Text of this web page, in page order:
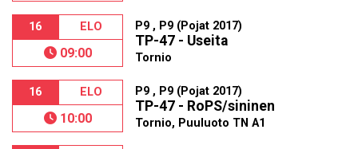
16 ELO
09:00
P9 , P9 (Pojat 2017)
TP-47 - Useita
Tornio
16 ELO
10:00
P9 , P9 (Pojat 2017)
TP-47 - RoPS/sininen
Tornio, Puuluoto TN A1